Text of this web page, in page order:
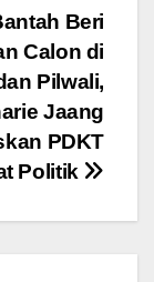
Beri
Calon di
Pilwali,
Jaang
PDKT
Politik